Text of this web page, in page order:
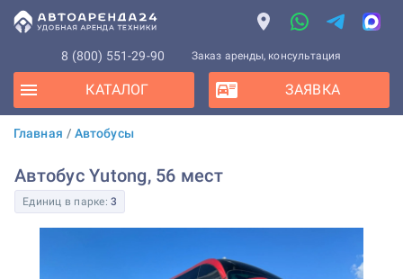
8 (800) 551-29-90 Заказ аренды, консультация
КАТАЛОГ ЗАЯВКА
Главная / Автобусы
Автобус Yutong, 56 мест
Единиц в парке: 3